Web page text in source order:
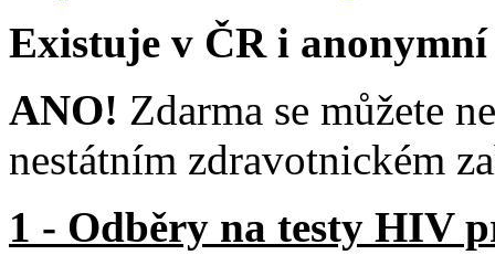
Existuje v ČR i
ANO! Zdarma se můžete
nestátním zdravotnickém
1 - Odběry na testy HIV